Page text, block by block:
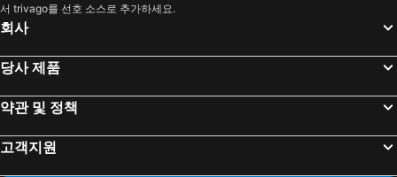
라치오 호텔
Hanoi region 호텔
경상북도 호텔
서 trivago를 선호 소스로 추가하세요.
회사
당사 제품
약관 및 정책
고객지원